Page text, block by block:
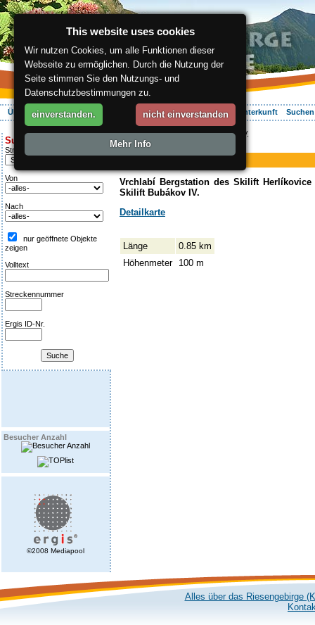
Über die Region Aktiv Erleben Entspannung Ihr Urlaub Unterkunft
Suche:
Streckentipp
Von
Nach
nur geöffnete Objekte
zeigen
Volltext
Streckennummer
Ergis ID-Nr.
Besucher Anzahl
©2008 Mediapool
ergis.cz>Aktiv Erleben> Bubákov IV.
Piste
Bubákov IV.
Vrchlabí Bergstation des Skilift
Skilift Bubákov IV.
Detailkarte
Länge
0.85 km
Höhenmeter
100 m
Alles über das Riesengebirge
This website uses cookies
Wir nutzen Cookies, um alle Funktionen dieser
Webseite zu ermöglichen. Durch die Nutzung der
Seite stimmen Sie den Nutzungs- und
Datenschutzbestimmungen zu.
einverstanden. nicht einverstanden
Mehr Info